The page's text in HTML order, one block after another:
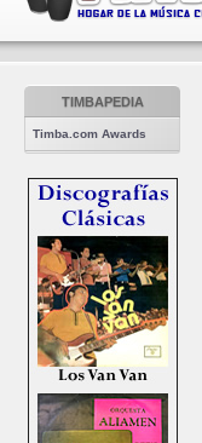
TIMBAPEDIA
Timba.com Awards